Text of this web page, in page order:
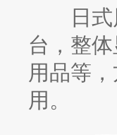
日式风
台，整
用品等
用。